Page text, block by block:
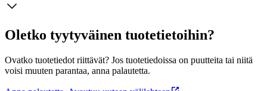
Oletko tyytyväinen tuotetietoihin?
Ovatko tuotetiedot riittävät? Jos tuotetiedoissa on puutteita tai niitä
voisi muuten parantaa, anna palautetta.